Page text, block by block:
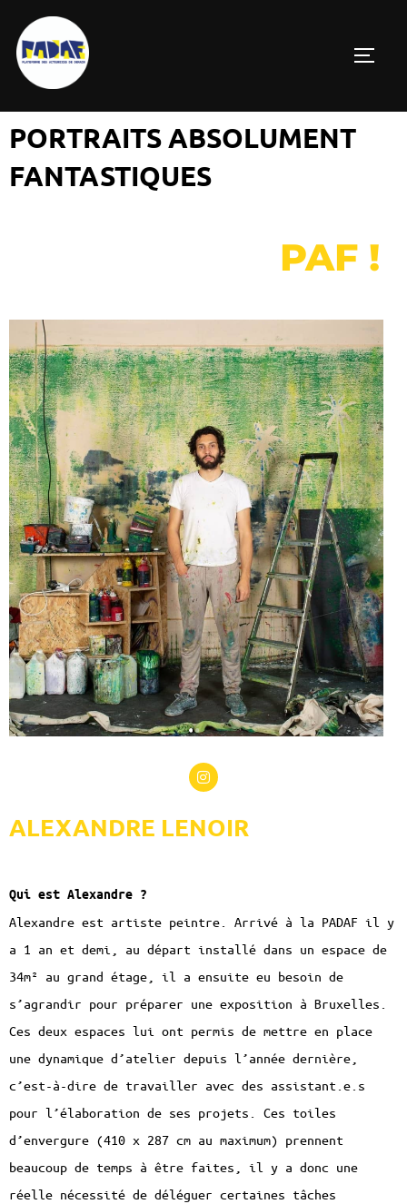
PORTRAITS ABSOLUMENT
FANTASTIQUES
PAF !
ALEXANDRE LENOIR
Qui est Alexandre ?
Alexandre est artiste peintre. Arrivé à la PADAF il y
a 1 an et demi, au départ installé dans un espace de
34m² au grand étage, il a ensuite eu besoin de
s’agrandir pour préparer une exposition à Bruxelles.
Ces deux espaces lui ont permis de mettre en place
une dynamique d’atelier depuis l’année dernière,
c’est-à-dire de travailler avec des assistant.e.s
pour l’élaboration de ses projets. Ces toiles
d’envergure (410 x 287 cm au maximum) prennent
beaucoup de temps à être faites, il y a donc une
réelle nécessité de déléguer certaines tâches